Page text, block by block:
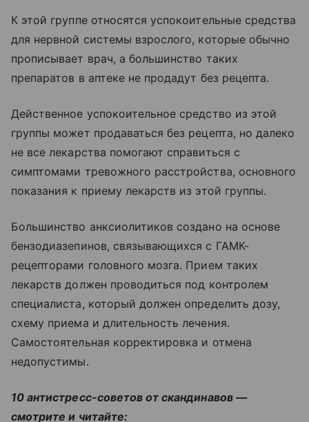
К этой группе относятся успокоительные средства
для нервной системы взрослого, которые обычно
прописывает врач, а большинство таких
препаратов в аптеке не продадут без рецепта.
Действенное успокоительное средство из этой
группы может продаваться без рецепта, но далеко
не все лекарства помогают справиться с
симптомами тревожного расстройства, основного
показания к приему лекарств из этой группы.
Большинство анксиолитиков создано на основе
бензодиазепинов, связывающихся с ГАМК-
рецепторами головного мозга. Прием таких
лекарств должен проводиться под контролем
специалиста, который должен определить дозу,
схему приема и длительность лечения.
Самостоятельная корректировка и отмена
недопустимы.
10 антистресс-советов от скандинавов —
смотрите и читайте: